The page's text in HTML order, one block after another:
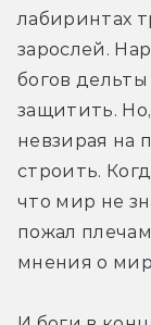
лабиринтах
зарослей.
богов
защитить.
невзирая на
строить.
что мир не
пожал
мнения о